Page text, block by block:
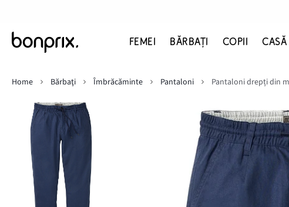
FEMEI BĂRBAŢI COPII CASĂ
Home
Bărbaţi Îmbrăcăminte Pantaloni Pantaloni drepți din